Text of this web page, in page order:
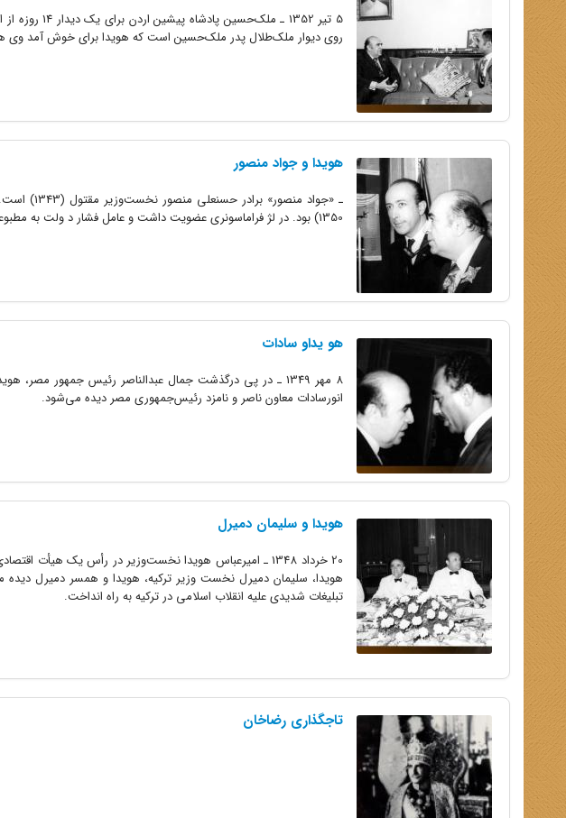
5 تیر 1352 ـ
روی دیوار ملک‌طلال پدر ملک‌حسین است که هویدا برای خوش‌ آمد
هویدا و جواد منصور
ـ «جواد
1350) بود. در لژ فراماسونری عضویت داشت و عامل فشار د ولت به مطبوعات برای خودداری از نوشتن مطالب ضد آمریکائی بود.
هو یداو سادات
8 مهر 1349 ـ در پی درگذشت جمال عبدالناصر رئیس جمهور
انورسادات معاون ناصر و نامزد رئیس‌جمهوری مصر دیده می‌شود.
هویدا و سلیمان دمیرل
20 خرداد 1348 ـ امیرعباس هویدا نخست‌وزیر در رأس یک
هویدا، سلیمان دمیرل نخست وزیر ترکیه، هویدا و همسر دمیرل
تبلیغات شدیدی علیه انقلاب اسلامی در ترکیه به راه انداخت.
تاجگذاری رضاخان